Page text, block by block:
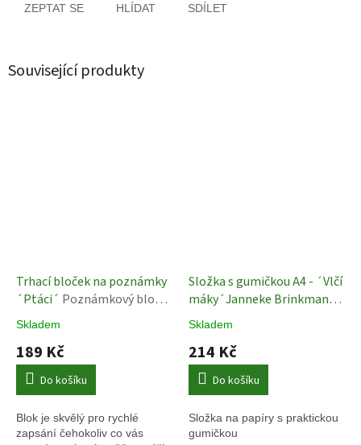
ZEPTAT SE HLÍDAT SDÍLET
Související produkty
Trhací bloček na poznámky
´Ptáci´ Poznámkový blok -
ELWIN VAN DER KOLK
Skladem
189 Kč
Do košíku
Blok je skvělý pro rychlé
zapsání čehokoliv co vás
Složka s gumičkou A4 - ´Vlčí
máky´Janneke Brinkman
Složka na papíry
Skladem
214 Kč
Do košíku
Složka na papíry s praktickou
gumičkou